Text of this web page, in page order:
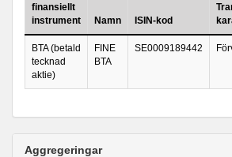
finansiellt
instrument
Namn ISIN-kod
BTA (betald
tecknad
aktie)
FINE
BTA
SE0009189442
Aggregeringar